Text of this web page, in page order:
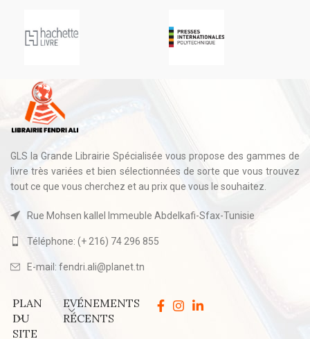
GLS la Grande Librairie Spécialisée vous propose des gammes de
livre très variées et bien sélectionnées de sorte que vous trouvez
tout ce que vous cherchez et au prix que vous le souhaitez.
Rue Mohsen kallel Immeuble Abdelkafi-Sfax-Tunisie
Téléphone: (+ 216) 74 296 855
E-mail: fendri.ali@planet.tn
PLAN
DU
SITE
EVÉNEMENTS
RÉCENTS